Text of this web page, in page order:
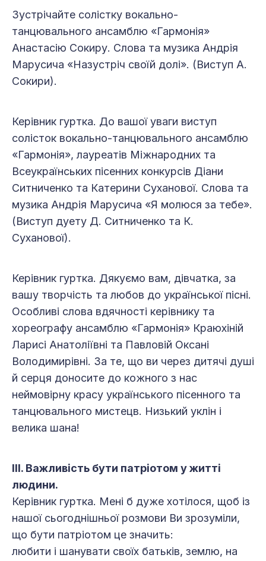
Зустрічайте солістку вокально-
танцювального ансамблю «Гармонія»
Анастасію Сокиру. Слова та музика Андрія
Марусича «Назустріч своїй долі». (Виступ А.
Сокири).
Керівник гуртка. До вашої уваги виступ
солісток вокально-танцювального ансамблю
«Гармонія», лауреатів Міжнародних та
Всеукраїнських пісенних конкурсів Діани
Ситниченко та Катерини Суханової. Слова та
музика Андрія Марусича «Я молюся за тебе».
(Виступ дуету Д. Ситниченко та К.
Суханової).
Керівник гуртка. Дякуємо вам, дівчатка, за
вашу творчість та любов до української пісні.
Особливі слова вдячності керівнику та
хореографу ансамблю «Гармонія» Краюхіній
Ларисі Анатоліївні та Павловій Оксані
Володимирівні. За те, що ви через дитячі душі
й серця доносите до кожного з нас
неймовірну красу українського пісенного та
танцювального мистецв. Низький уклін і
велика шана!
ІІІ. Важливість бути патріотом у житті
людини.
Керівник гуртка. Мені б дуже хотілося, щоб із
нашої сьогоднішньої розмови Ви зрозуміли,
що бути патріотом це значить:
любити і шанувати своїх батьків, землю, на